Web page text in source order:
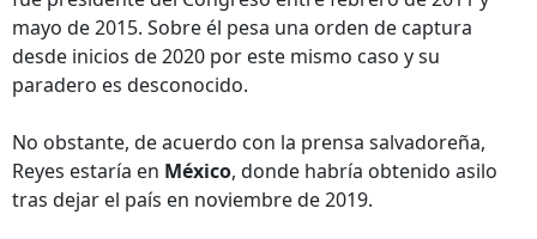
mayo de 2015. Sobre él pesa una orden de captura
desde inicios de 2020 por este mismo caso y su
paradero es desconocido.
No obstante, de acuerdo con la prensa salvadoreña,
Reyes estaría en México, donde habría obtenido asilo
tras dejar el país en noviembre de 2019.